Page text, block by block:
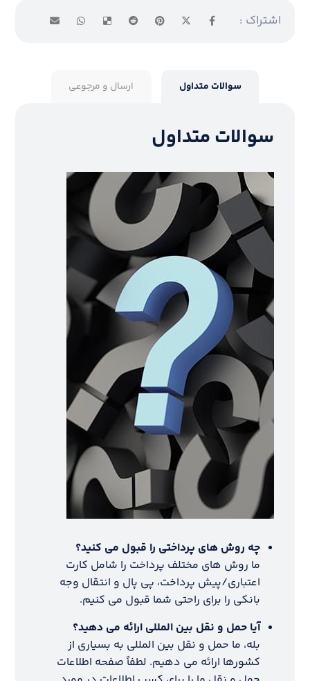
سوالات متداول ارسال و مرجوعی
سوالات متداول
چه روش های پرداختی را قبول می کنید؟
ما روش های مختلف پرداخت را شامل کارت
اعتباری/پیش پرداخت، پی پال و انتقال وجه
بانکی را برای راحتی شما قبول می کنیم.
آیا حمل و نقل بین المللی ارائه می دهید؟
بله، ما حمل و نقل بین المللی به بسیاری از
کشورها ارائه می دهیم. لطفاً صفحه اطلاعات